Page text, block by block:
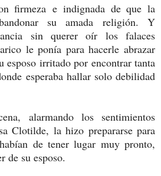
firmeza e indignada de que la
su amada religión. Y
sin querer oír los falaces
le ponía para hacerle abrazar
esposo irritado por encontrar tanta
esperaba hallar solo debilidad
alarmando los sentimientos
Clotilde, la hizo prepararse para
de tener lugar muy pronto,
de su esposo.